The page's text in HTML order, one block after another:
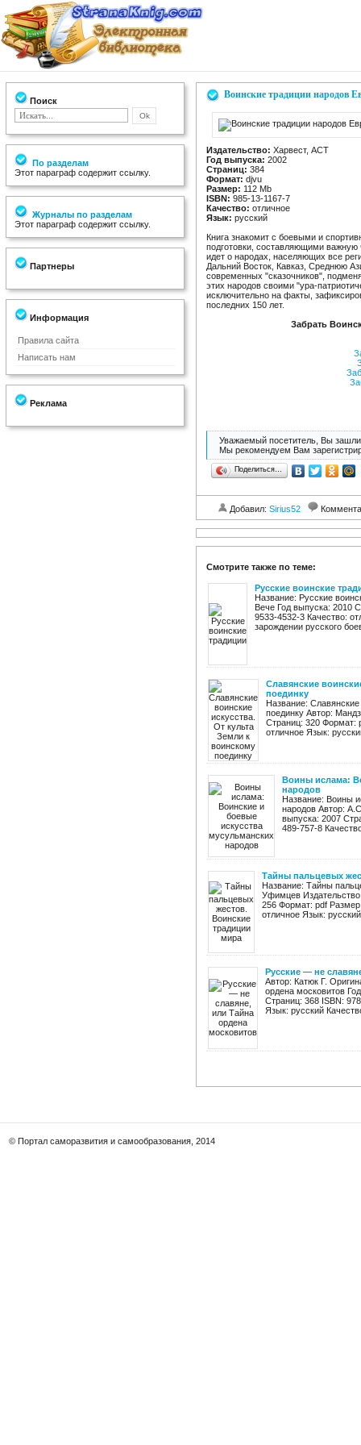
Поиск
По разделам
Этот параграф содержит ссылку.
Журналы по разделам
Этот параграф содержит ссылку.
Партнеры
Информация
Правила сайта
Написать нам
Реклама
Воинские традиции народов
Издательство: Харвест, АСТ
Год выпуска: 2002
Страниц: 384
Формат: djvu
Размер: 112 Mb
ISBN: 985-13-1167-7
Качество: отличное
Язык: русский
Книга знакомит с боевыми и
подготовки, составляющими важную
идет о народах, населяющих все
Дальний Восток, Кавказ, Среднюю
современных "сказочников",
этих народов своими "ура-
исключительно на факты,
последних 150 лет.
Забрать
Уважаемый посетитель, Вы зашли
Мы рекомендуем Вам
Поделиться…
Добавил: Sirius52
Смотрите также по теме:
Русские воинские
Название: Русские
Вече Год выпуска: 2010
9533-4532-3 Качество:
зарождении русского
Славянские
поединку
Название:
поединку Автор:
Страниц: 320 Формат:
отличное Язык:
Воины ислама:
народов
Название: Воины
народов Автор:
выпуска: 2007
489-757-8
Тайны пальцевых
Название: Тайны
Уфимцев
256 Формат: pdf
отличное Язык:
Русские — не
Автор: Катюк Г.
ордена московитов
Страниц: 368 ISBN:
Язык: русский
© Портал саморазвития и самообразования, 2014